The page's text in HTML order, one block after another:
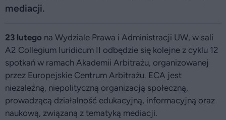
mediacji.
23 lutego na Wydziale Prawa i Administracji UW, w sali
A2 Collegium Iuridicum II odbędzie się kolejne z cyklu 12
spotkań w ramach Akademii Arbitrażu, organizowanej
przez Europejskie Centrum Arbitrażu. ECA jest
niezależną, niepolityczną organizacją społeczną,
prowadzącą działalność edukacyjną, informacyjną oraz
naukową, związaną z tematyką mediacji.